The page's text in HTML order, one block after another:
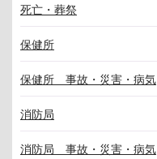
死亡・葬祭
保健所
保健所 事故・災害・病気
消防局
消防局 事故・災害・病気